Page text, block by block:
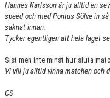
Hannes Karlsson är ju alltid en
speed och med Pontus Sölve in
saknat innan.
Tycker egentligen att hela laget
Sist men inte minst hur sluta
Vi vill ju alltid vinna matchen och
CS